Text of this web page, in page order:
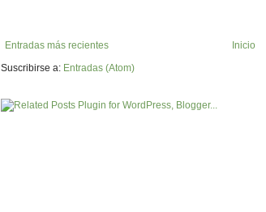
Entradas más recientes
Inicio
Suscribirse a: Entradas (Atom)